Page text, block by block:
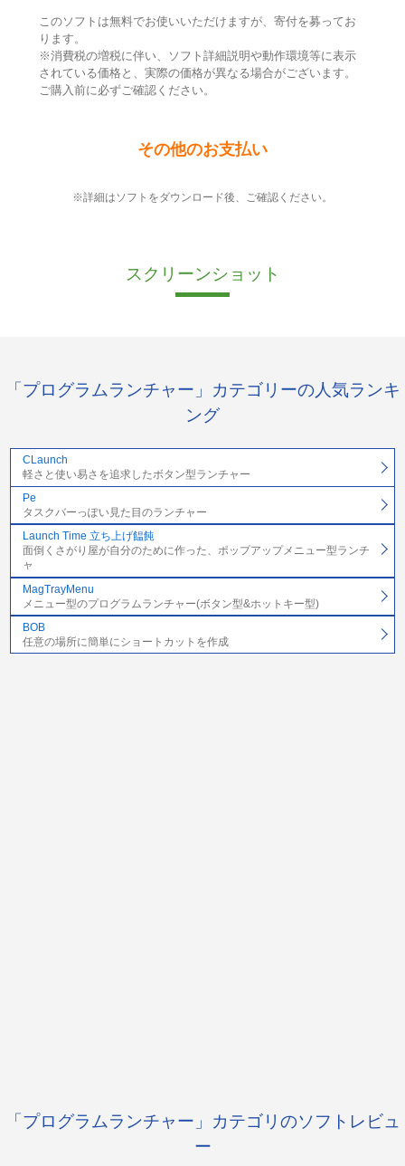
このソフトは無料でお使いいただけますが、寄付を募ってお
ります。
※消費税の増税に伴い、ソフト詳細説明や動作環境等に表示
されている価格と、実際の価格が異なる場合がございます。
ご購入前に必ずご確認ください。
その他のお支払い
※詳細はソフトをダウンロード後、ご確認ください。
スクリーンショット
「プログラムランチャー」カテゴリーの人気ランキ
ング
CLaunch
軽さと使い易さを追求したボタン型ランチャー
Pe
タスクバーっぽい見た目のランチャー
Launch Time 立ち上げ饂飩
面倒くさがり屋が自分のために作った、ポップアップメニュー型ランチ
ャ
MagTrayMenu
メニュー型のプログラムランチャー(ボタン型&ホットキー型)
BOB
任意の場所に簡単にショートカットを作成
「プログラムランチャー」カテゴリのソフトレビュ
ー